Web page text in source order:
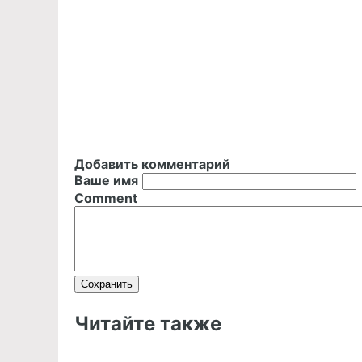
Добавить комментарий
Ваше имя
Comment
Читайте также